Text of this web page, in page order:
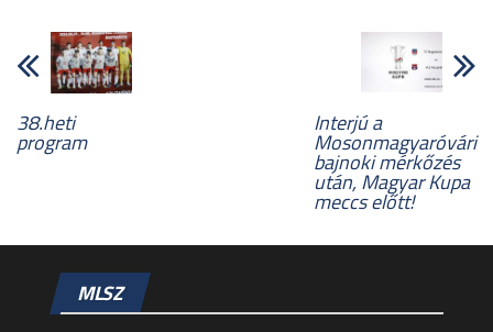
38.heti
program
Interjú a
Mosonmagyaróvári
bajnoki mérkőzés
után, Magyar Kupa
meccs előtt!
MLSZ